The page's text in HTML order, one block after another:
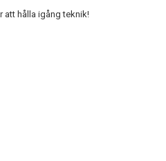
att hålla igång teknik!